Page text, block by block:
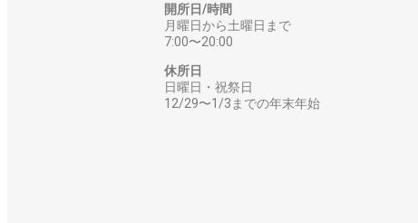
開所日/時間
月曜日から土曜日まで
7:00〜20:00
休所日
日曜日・祝祭日
12/29〜1/3までの年末年始